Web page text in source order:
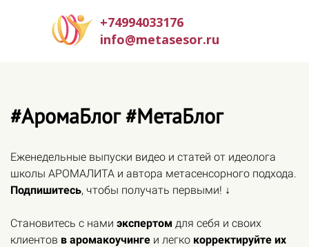
+74994033176
info@metasesor.ru
#АромаБлог #МетаБлог
Еженедельные выпуски видео и статей от идеолога
школы АРОМАЛИТА и автора метасенсорного подхода.
Подпишитесь, чтобы получать первыми! ↓
Становитесь с нами экспертом для себя и своих
клиентов в аромакоучинге и легко корректируйте их